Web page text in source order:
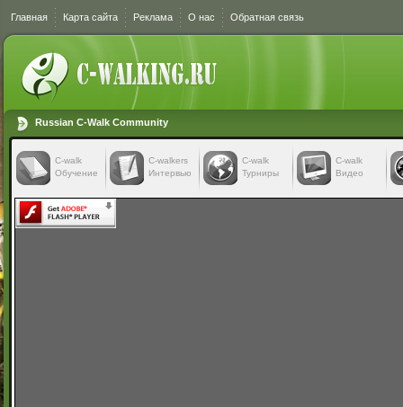
Главная Карта сайта Реклама О нас Обратная связь
Russian C-Walk Community
C-walk
Обучение
C-walkers
Интервью
С-walk
Турниры
С-walk
Видео